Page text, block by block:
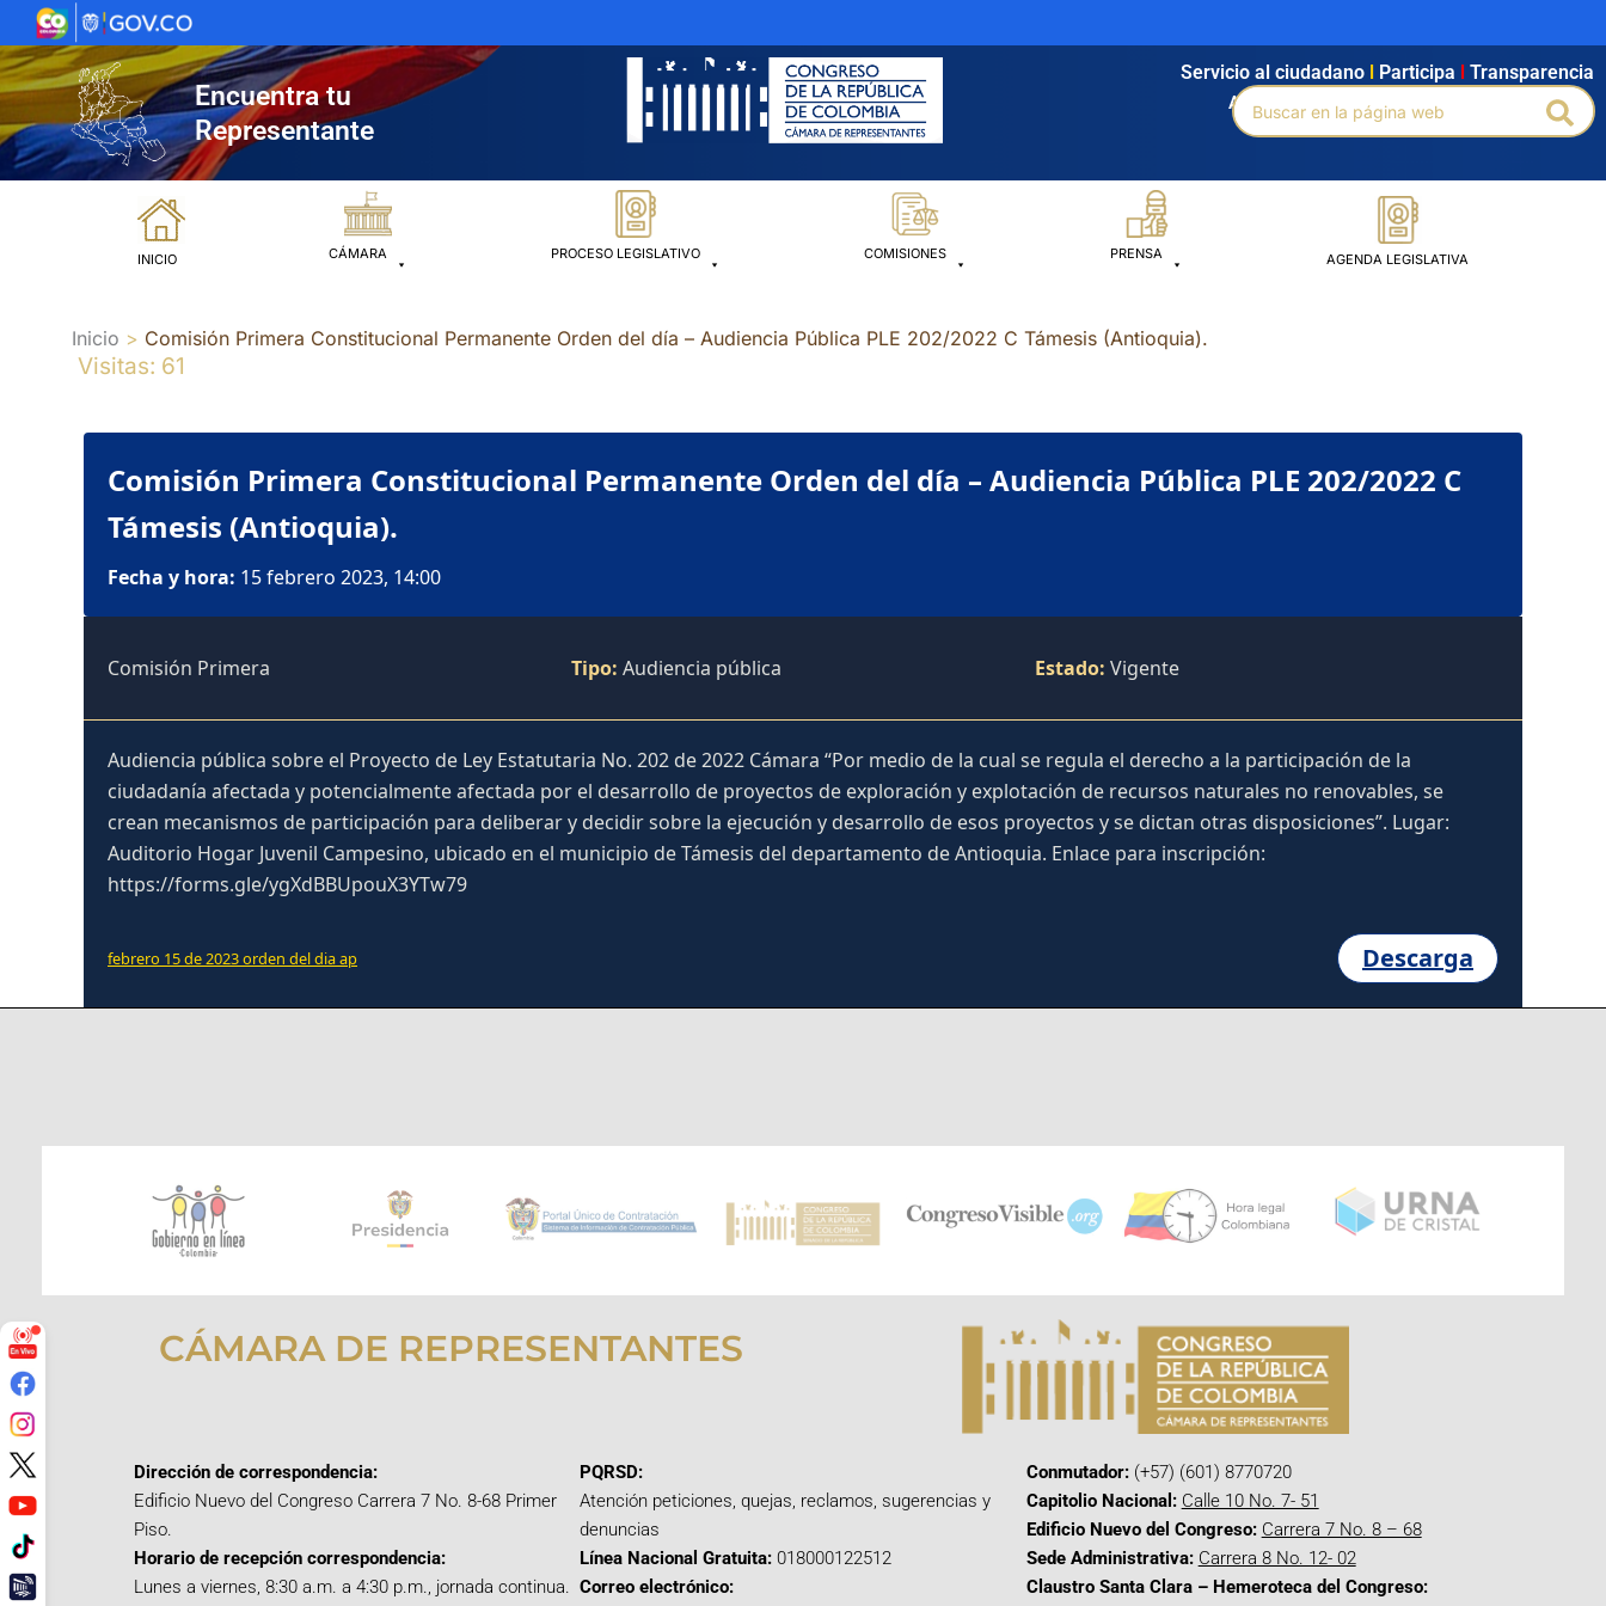
al
contenido
Encuentra tu
Representante
Agendamiento Intranet Búsqueda avanzada
Servicio al ciudadano Participa Transparencia
Buscar
por:
INICIO CÁMARA PROCESO LEGISLATIVO COMISIONES PRENSA AGENDA LEGISLATIVA
Inicio Comisión Primera Constitucional Permanente Orden del día – Audiencia Pública PLE 202/2022 C Támesis (Antioquia).
Visitas: 61
Comisión Primera Constitucional Permanente Orden del día – Audiencia Pública PLE 202/2022 C
Támesis (Antioquia).
Fecha y hora: 15 febrero 2023, 14:00
Comisión Primera Tipo: Audiencia pública Estado: Vigente
Audiencia pública sobre el Proyecto de Ley Estatutaria No. 202 de 2022 Cámara “Por medio de la cual se regula el derecho a la participación de la
ciudadanía afectada y potencialmente afectada por el desarrollo de proyectos de exploración y explotación de recursos naturales no renovables, se
crean mecanismos de participación para deliberar y decidir sobre la ejecución y desarrollo de esos proyectos y se dictan otras disposiciones”. Lugar:
Auditorio Hogar Juvenil Campesino, ubicado en el municipio de Támesis del departamento de Antioquia. Enlace para inscripción:
https://forms.gle/ygXdBBUpouX3YTw79
febrero 15 de 2023 orden del dia ap Descarga
CÁMARA DE REPRESENTANTES
Dirección de correspondencia:
Edificio Nuevo del Congreso Carrera 7 No. 8-68 Primer
Piso.
Horario de recepción correspondencia:
Lunes a viernes, 8:30 a.m. a 4:30 p.m., jornada continua.
PQRSD:
Atención peticiones, quejas, reclamos, sugerencias y
denuncias
Línea Nacional Gratuita: 018000122512
Correo electrónico:
Conmutador:(+57) (601) 8770720
Capitolio Nacional: Calle 10 No. 7- 51
Edificio Nuevo del Congreso: Carrera 7 No. 8 – 68
Sede Administrativa: Carrera 8 No. 12- 02
Claustro Santa Clara – Hemeroteca del Congreso: